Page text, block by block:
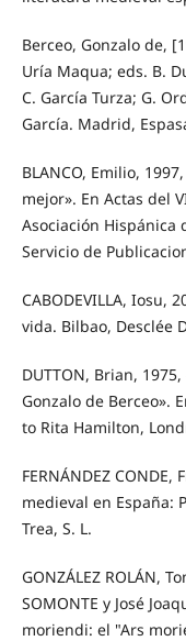
Berceo, Gonzalo de,
Uría Maqua; eds. B.
C. García Turza; G.
García. Madrid,
BLANCO, Emilio,
mejor». En Actas del
Asociación Hispánica
Servicio de
CABODEVILLA, Iosu,
vida. Bilbao, Desclée
DUTTON, Brian,
Gonzalo de Berceo».
to Rita Hamilton,
FERNÁNDEZ
medieval en España:
Trea, S. L.
GONZÁLEZ ROLÁN,
SOMONTE y José
moriendi: el "Ars